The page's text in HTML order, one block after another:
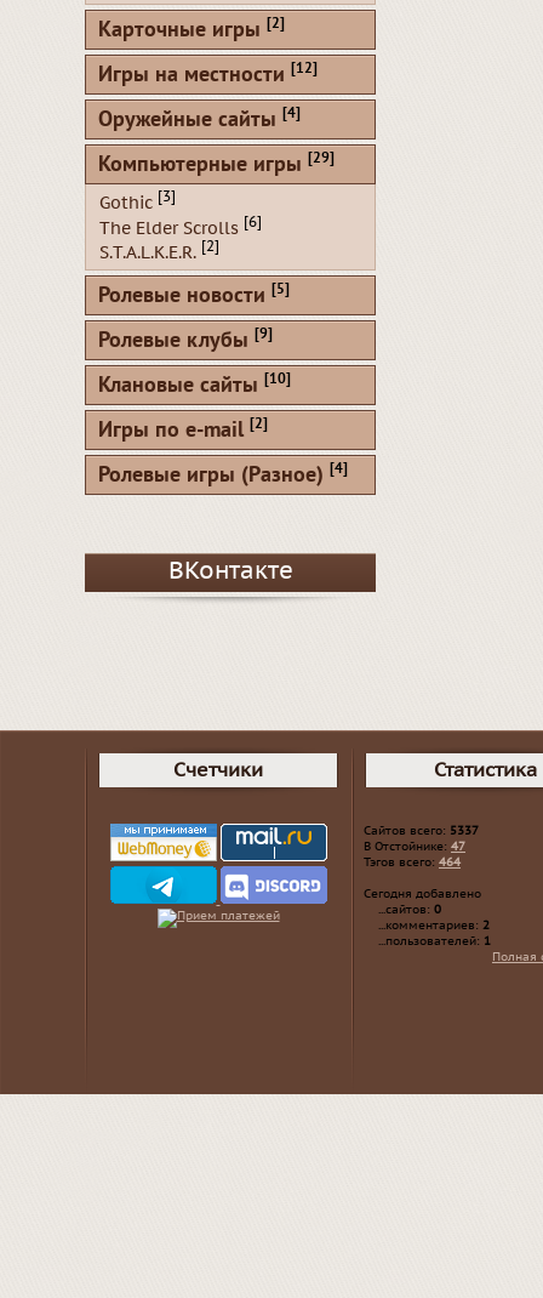
Карточные игры [2]
Игры на местности [12]
Оружейные сайты [4]
Компьютерные игры [29]
Gothic [3]
The Elder Scrolls [6]
S.T.A.L.K.E.R. [2]
Ролевые новости [5]
Ролевые клубы [9]
Клановые сайты [10]
Игры по e-mail [2]
Ролевые игры (Разное) [4]
ВКонтакте
Счетчики Статистика
Сайтов всего: 5337
В Отстойнике: 47
Тэгов всего: 464
Сегодня добавлено
...сайтов: 0
...комментариев: 2
...пользователей: 1
Полная